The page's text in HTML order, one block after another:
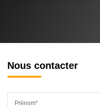
Nous contacter
Prénom*